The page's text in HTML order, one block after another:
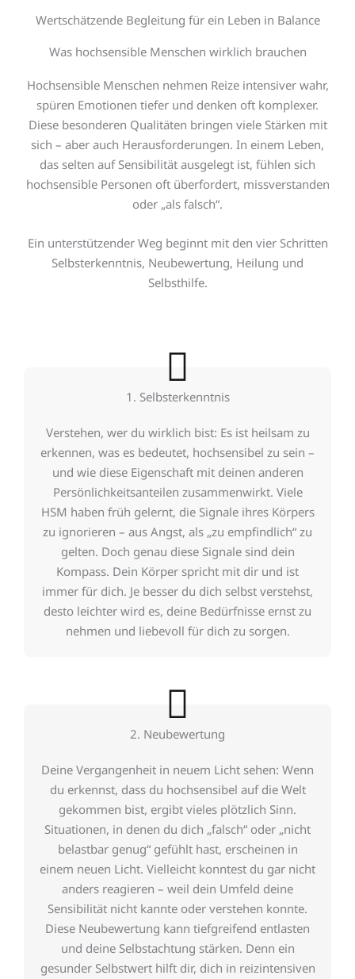
Wertschätzende Begleitung für ein Leben in Balance
Was hochsensible Menschen wirklich brauchen
Hochsensible Menschen nehmen Reize intensiver wahr,
spüren Emotionen tiefer und denken oft komplexer.
Diese besonderen Qualitäten bringen viele Stärken mit
sich – aber auch Herausforderungen. In einem Leben,
das selten auf Sensibilität ausgelegt ist, fühlen sich
hochsensible Personen oft überfordert, missverstanden
oder „als falsch“.
Ein unterstützender Weg beginnt mit den vier Schritten
Selbsterkenntnis, Neubewertung, Heilung und
Selbsthilfe.
1. Selbsterkenntnis
Verstehen, wer du wirklich bist: Es ist heilsam zu
erkennen, was es bedeutet, hochsensibel zu sein –
und wie diese Eigenschaft mit deinen anderen
Persönlichkeitsanteilen zusammenwirkt. Viele
HSM haben früh gelernt, die Signale ihres Körpers
zu ignorieren – aus Angst, als „zu empfindlich“ zu
gelten. Doch genau diese Signale sind dein
Kompass. Dein Körper spricht mit dir und ist
immer für dich. Je besser du dich selbst verstehst,
desto leichter wird es, deine Bedürfnisse ernst zu
nehmen und liebevoll für dich zu sorgen.
2. Neubewertung
Deine Vergangenheit in neuem Licht sehen: Wenn
du erkennst, dass du hochsensibel auf die Welt
gekommen bist, ergibt vieles plötzlich Sinn.
Situationen, in denen du dich „falsch“ oder „nicht
belastbar genug“ gefühlt hast, erscheinen in
einem neuen Licht. Vielleicht konntest du gar nicht
anders reagieren – weil dein Umfeld deine
Sensibilität nicht kannte oder verstehen konnte.
Diese Neubewertung kann tiefgreifend entlasten
und deine Selbstachtung stärken. Denn ein
gesunder Selbstwert hilft dir, dich in reizintensiven